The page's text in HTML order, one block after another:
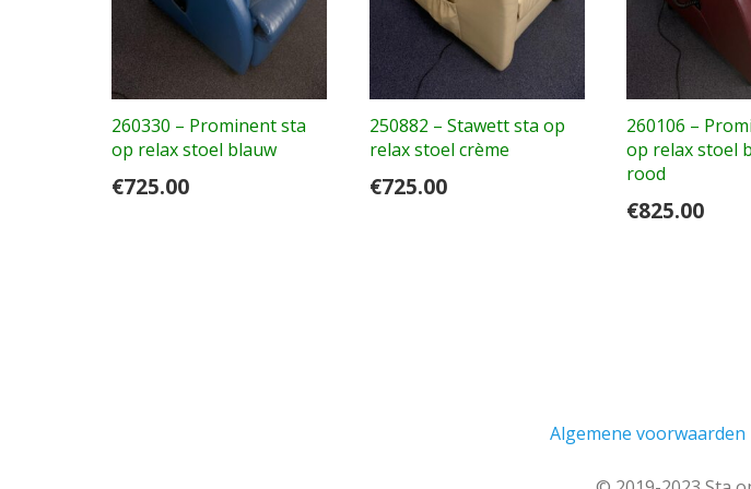
260330 – Prominent sta
op relax stoel blauw
€725.00
250882 – Stawett sta op
relax stoel crème
€725.00
260106 –
op relax stoel
rood
€825.00
Algemene voorwaarden